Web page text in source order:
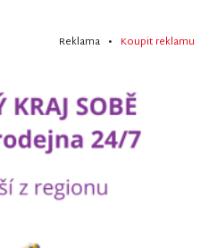
Reklama • Koupit reklamu